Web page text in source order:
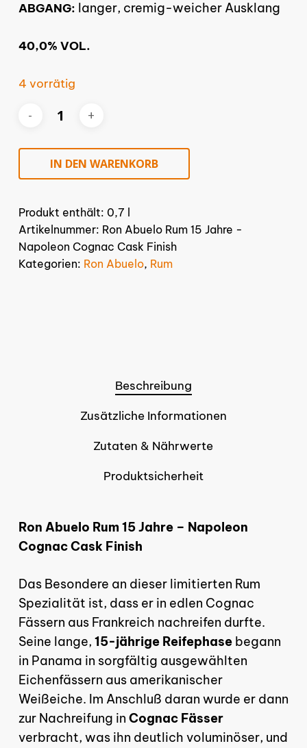
Es befinden sich keine
Produkte im Warenkorb.
ABGANG: langer, cremig-weicher Ausklang
40,0% VOL.
4 vorrätig
IN DEN WARENKORB
Produkt enthält: 0,7 l
Artikelnummer: Ron Abuelo Rum 15 Jahre -
Napoleon Cognac Cask Finish
Kategorien: Ron Abuelo, Rum
Beschreibung
Zusätzliche Informationen
Zutaten & Nährwerte
Produktsicherheit
Ron Abuelo Rum 15 Jahre – Napoleon
Cognac Cask Finish
Das Besondere an dieser limitierten Rum
Spezialität ist, dass er in edlen Cognac
Fässern aus Frankreich nachreifen durfte.
Seine lange, 15-jährige Reifephasebegann
in Panama in sorgfältig ausgewählten
Eichenfässern aus amerikanischer
Weißeiche. Im Anschluß daran wurde er dann
zur Nachreifung in Cognac Fässer
verbracht, was ihn deutlich voluminöser, und